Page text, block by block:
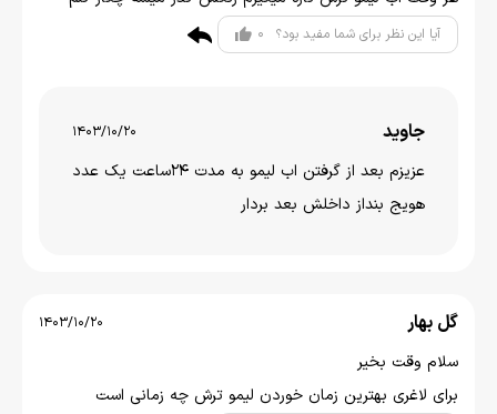
آیا این نظر برای شما مفید بود؟ 0
جاوید 1403/10/20
عزیزم بعد از گرفتن اب لیمو به مدت 24ساعت یک عدد
هویج بنداز داخلش بعد بردار
گل بهار 1403/10/20
سلام وقت بخیر
برای لاغری بهترین زمان خوردن لیمو ترش چه زمانی است